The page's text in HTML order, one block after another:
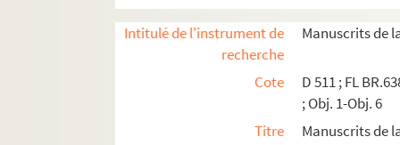
Intitulé de l'instrument de
recherche
Manuscrits de
Cote
D 511 ; FL
; Obj. 1-Obj. 6
Titre
Manuscrits de